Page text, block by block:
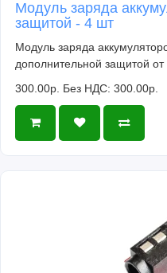
Модуль заряда
защитой - 4 шт
Модуль заряда
дополнительной защитой от
300.00р. Без НДС: 300.00р.